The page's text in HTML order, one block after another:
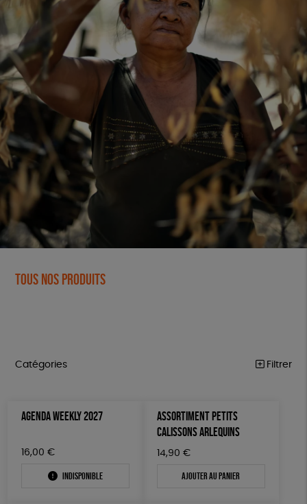
Tous nos produits
Catégories Filtrer
MAISON
ACCESSOIRES
Par défaut
Nouveauté
Prix : du - cher au + cher
50 € - 100 €
Couleur
Mots clés
AGENDA WEEKLY 2027
16,00 €
Indisponible
ASSORTIMENT PETITS
CALISSONS ARLEQUINS
14,90 €
Ajouter au panier